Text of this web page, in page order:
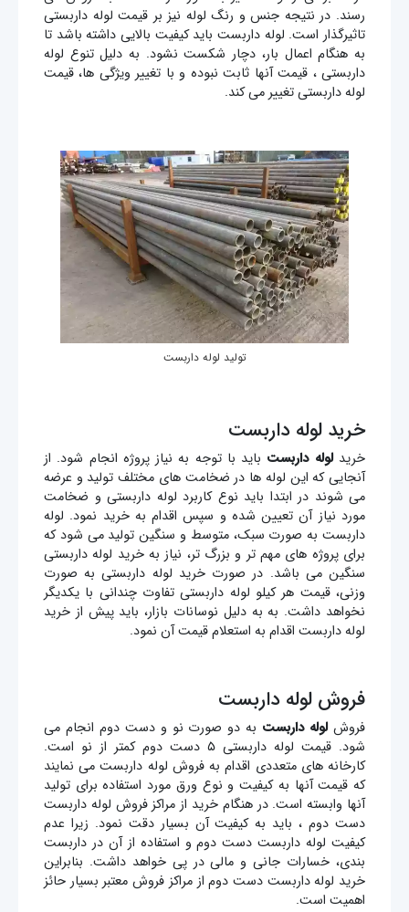
رسند. در نتیجه جنس و رنگ لوله نیز بر قیمت لوله داربستی
تاثیرگذار است. لوله داربست باید کیفیت بالایی داشته باشد تا
به هنگام اعمال بار، دچار شکست نشود. به دلیل تنوع لوله
داربستی ، قیمت آنها ثابت نبوده و با تغییر ویژگی ها، قیمت
لوله داربستی تغییر می کند.
تولید لوله داربست
خرید لوله داربست
خریدلوله داربست باید با توجه به نیاز پروژه انجام شود. از
آنجایی که این لوله ها در ضخامت های مختلف تولید و عرضه
می شوند در ابتدا باید نوع کاربرد لوله داربستی و ضخامت
مورد نیاز آن تعیین شده و سپس اقدام به خرید نمود. لوله
داربست به صورت سبک، متوسط و سنگین تولید می شود که
برای پروژه های مهم تر و بزرگ تر، نیاز به خرید لوله داربستی
سنگین می باشد. در صورت خرید لوله داربستی به صورت
وزنی، قیمت هر کیلو لوله داربستی تفاوت چندانی با یکدیگر
نخواهد داشت. به به دلیل نوسانات بازار، باید پیش از خرید
لوله داربست اقدام به استعلام قیمت آن نمود.
فروش لوله داربست
فروشلوله داربست به دو صورت نو و دست دوم انجام می
شود. قیمت لوله داربستی ۵ دست دوم کمتر از نو است.
کارخانه های متعددی اقدام به فروش لوله داربست می نمایند
که قیمت آنها به کیفیت و نوع ورق مورد استفاده برای تولید
آنها وابسته است. در هنگام خرید از مراکز فروش لوله داربست
دست دوم ، باید به کیفیت آن بسیار دقت نمود. زیرا عدم
کیفیت لوله داربست دست دوم و استفاده از آن در داربست
بندی، خسارات جانی و مالی در پی خواهد داشت. بنابراین
خرید لوله داربست دست دوم از مراکز فروش معتبر بسیار حائز
اهمیت است.